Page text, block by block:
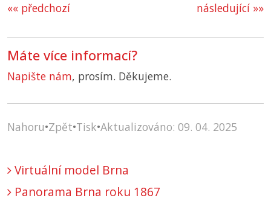
«« předchozí následující »»
Máte více informací?
Napište nám, prosím. Děkujeme.
Nahoru•Zpět•Tisk•Aktualizováno: 09. 04. 2025
Virtuální model Brna
Panorama Brna roku 1867